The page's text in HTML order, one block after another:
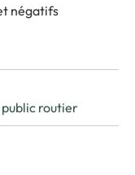
négatifs
public routier